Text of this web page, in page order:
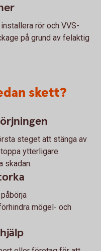
rör och VVS-
på grund av felaktig
skett?
steget att stänga av
ytterligare
skadan.
mögel- och